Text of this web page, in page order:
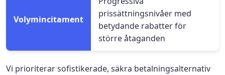
Volymincitament
prissättningsnivåer med
betydande rabatter för
större åtaganden
Vi prioriterar sofistikerade, säkra betalningsalternativ